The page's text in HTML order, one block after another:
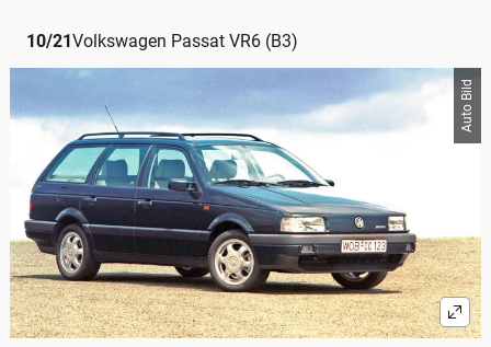
10/21Volkswagen Passat VR6 (B3)
Auto Bild